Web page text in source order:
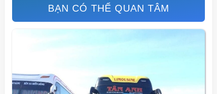
BẠN CÓ THỂ QUAN TÂM